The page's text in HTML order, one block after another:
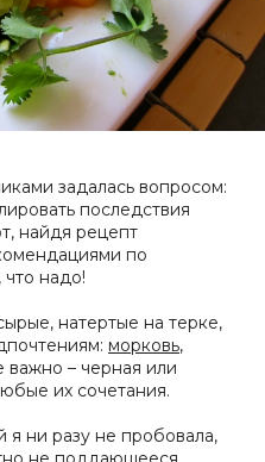
задалась вопросом:
последствия
найдя рецепт
по
надо!
натертые на терке,
морковь,
важно – черная или
их сочетания.
я ни разу не пробовала,